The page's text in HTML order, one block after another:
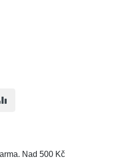
Nad 500 Kč